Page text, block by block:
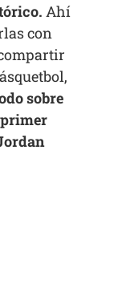
Ahí
con
sobre
primer